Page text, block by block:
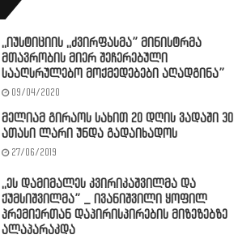
,,იუსტიციის ,,ძვირფასმა” მინისტრმა
მთავრობის მიერ შეჩერებული
სააღსრულებო მოქმედებები აღადგინა”
09/04/2020
მელიამ გირაოს სახით 20 დღის ვადაში 30
ათასი ლარი უნდა გადაიხადოს
27/06/2019
,,ეს დამიმალეს კვირიკაშვილმა და
ქუმსიშვილმა” _ ივანიშვილი ყოფილ
პრემიერთან დაპირისპირების მიზეზებზე
ალაპარაკდა